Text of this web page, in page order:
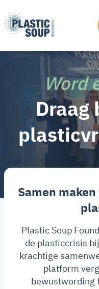
Word
Draag
Samen
Plastic Soup
de plasticcrisis
krachtige
platform
bewustwording